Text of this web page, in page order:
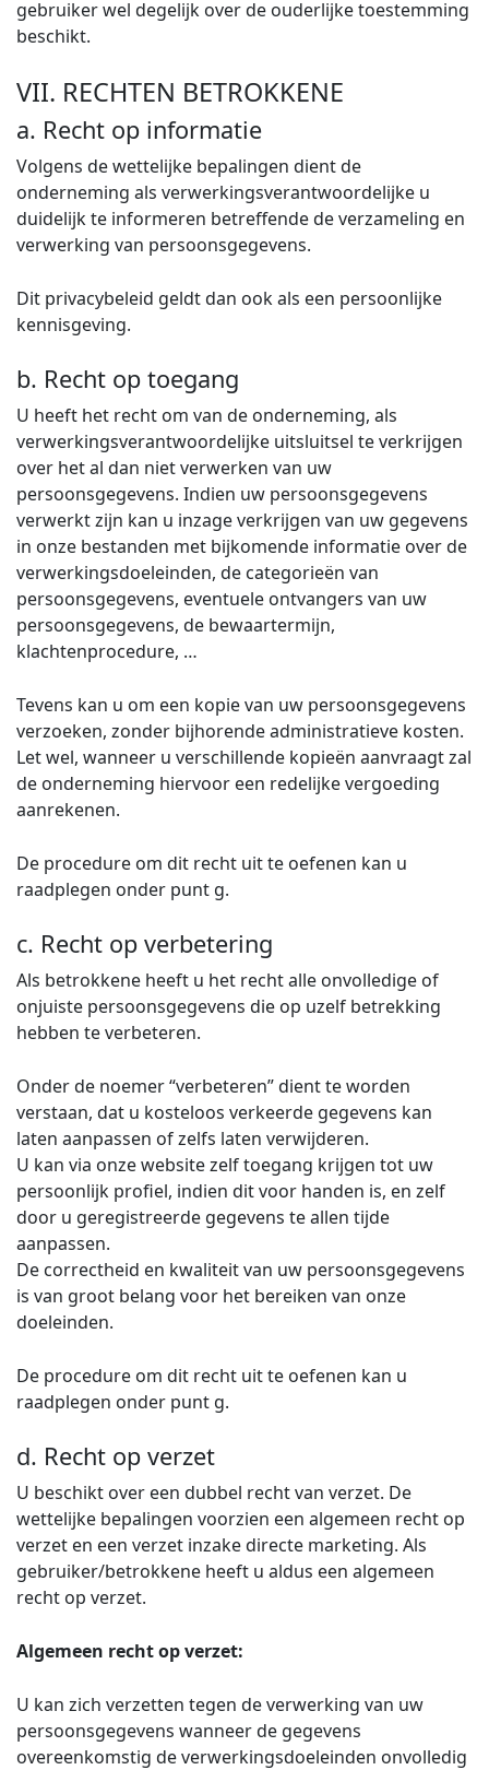
gebruiker wel degelijk over de ouderlijke toestemming
beschikt.
VII. RECHTEN BETROKKENE
a. Recht op informatie
Volgens de wettelijke bepalingen dient de
onderneming als verwerkingsverantwoordelijke u
duidelijk te informeren betreffende de verzameling en
verwerking van persoonsgegevens.
Dit privacybeleid geldt dan ook als een persoonlijke
kennisgeving.
b. Recht op toegang
U heeft het recht om van de onderneming, als
verwerkingsverantwoordelijke uitsluitsel te verkrijgen
over het al dan niet verwerken van uw
persoonsgegevens. Indien uw persoonsgegevens
verwerkt zijn kan u inzage verkrijgen van uw gegevens
in onze bestanden met bijkomende informatie over de
verwerkingsdoeleinden, de categorieën van
persoonsgegevens, eventuele ontvangers van uw
persoonsgegevens, de bewaartermijn,
klachtenprocedure, …
Tevens kan u om een kopie van uw persoonsgegevens
verzoeken, zonder bijhorende administratieve kosten.
Let wel, wanneer u verschillende kopieën aanvraagt zal
de onderneming hiervoor een redelijke vergoeding
aanrekenen.
De procedure om dit recht uit te oefenen kan u
raadplegen onder punt g.
c. Recht op verbetering
Als betrokkene heeft u het recht alle onvolledige of
onjuiste persoonsgegevens die op uzelf betrekking
hebben te verbeteren.
Onder de noemer “verbeteren” dient te worden
verstaan, dat u kosteloos verkeerde gegevens kan
laten aanpassen of zelfs laten verwijderen.
U kan via onze website zelf toegang krijgen tot uw
persoonlijk profiel, indien dit voor handen is, en zelf
door u geregistreerde gegevens te allen tijde
aanpassen.
De correctheid en kwaliteit van uw persoonsgegevens
is van groot belang voor het bereiken van onze
doeleinden.
De procedure om dit recht uit te oefenen kan u
raadplegen onder punt g.
d. Recht op verzet
U beschikt over een dubbel recht van verzet. De
wettelijke bepalingen voorzien een algemeen recht op
verzet en een verzet inzake directe marketing. Als
gebruiker/betrokkene heeft u aldus een algemeen
recht op verzet.
Algemeen recht op verzet:
U kan zich verzetten tegen de verwerking van uw
persoonsgegevens wanneer de gegevens
overeenkomstig de verwerkingsdoeleinden onvolledig